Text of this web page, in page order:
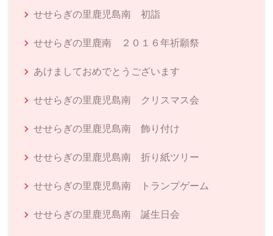
せせらぎの里鹿児島南 初詣
せせらぎの里鹿南 ２０１６年祈願祭
あけましておめでとうございます
せせらぎの里鹿児島南 クリスマス会
せせらぎの里鹿児島南 飾り付け
せせらぎの里鹿児島南 折り紙ツリー
せせらぎの里鹿児島南 トランプゲーム
せせらぎの里鹿児島南 誕生日会